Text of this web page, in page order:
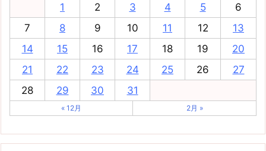
1
2 3 4 5
6
7
8 9 10 11 12
13
14
15 16 17 18 19
20
21
22 23 24 25 26
27
28
29 30 31
« 12月 2月 »